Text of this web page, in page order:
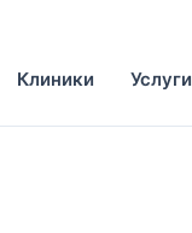
Клиники Услуги